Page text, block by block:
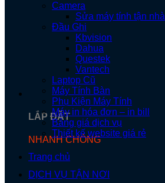
LẮP ĐẶT
NHANH CHÓNG
Camera
Sửa máy tính tận nhà
Đầu Ghi
Kbvision
Dahua
Questek
Vantech
Laptop Cũ
Máy Tính Bàn
Phụ Kiện Máy Tính
Máy in hóa đơn – in bill
Bảng giá dịch vụ
Thiết kế website giá rẻ
Trang chủ
DỊCH VỤ TẬN NƠI